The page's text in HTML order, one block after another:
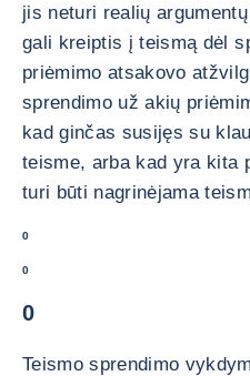
jis neturi realių
gali kreiptis į teismą dėl
priėmimo atsakovo
sprendimo už akių
kad ginčas susijęs su
teisme, arba kad yra kita
turi būti nagrinėjama
0
0
0
Teismo sprendimo